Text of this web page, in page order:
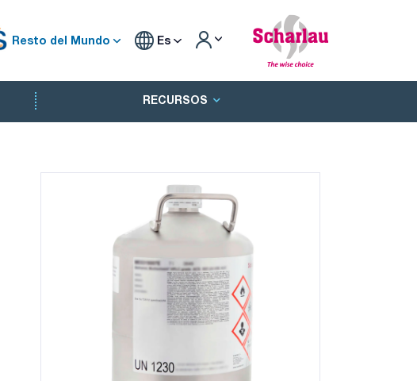
Resto del Mundo Es
RECURSOS